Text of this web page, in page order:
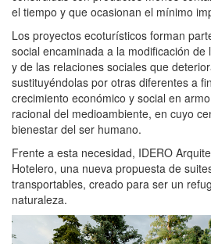
el tiempo y que ocasionan el mínimo
Los proyectos ecoturísticos forman
social encaminada a la modificación
y de las relaciones sociales que
sustituyéndolas por otras diferentes a
crecimiento económico y social en
racional del medioambiente, en cuyo
bienestar del ser humano.
Frente a esta necesidad, IDERO
Hotelero, una nueva propuesta de
transportables, creado para ser un
naturaleza.